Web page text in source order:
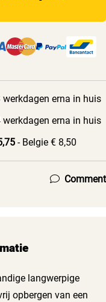
erna in huis
erna in huis
- Belgie € 8,50
Comment
langwerpige
opbergen van een